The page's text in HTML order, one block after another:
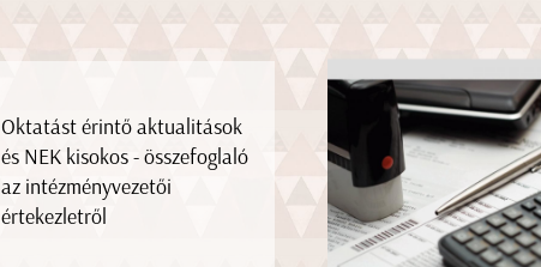
Oktatást érintő aktualitások
és NEK kisokos - összefoglaló
az intézményvezetői
értekezletről